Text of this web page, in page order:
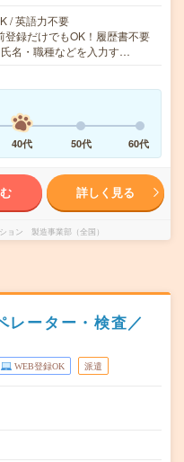
/ 英語力不要
録だけでもOK！履歴書不要
名・職種などを入力す…
40代 50代 60代
詳しく見る
ョン 製造事業部（全国）
レーター・検査／
WEB登録OK 派遣